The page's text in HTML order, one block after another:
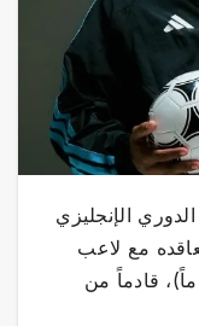
الإنجليزي
مع لاعب
شيان ستير (18 عاماً)، قادماً من